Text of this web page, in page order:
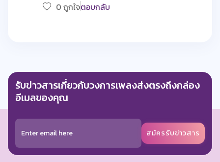
0 ถูกใจตอบกลับ
รับข่าวสารเกี่ยวกับวงการเพลงส่งตรงถึงกล่อง
อีเมลของคุณ
สมัครรับข่าวสาร